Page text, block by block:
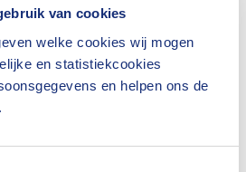
van cookies
welke cookies wij mogen
en statistiekcookies
en helpen ons de